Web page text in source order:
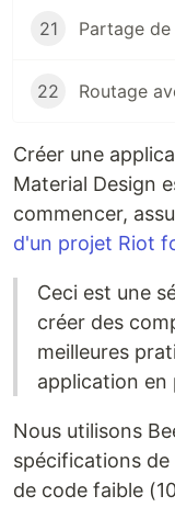
21
22 Routage
Créer une
Material Design
commencer,
d'un projet Riot
Ceci est une
créer des
meilleures
application en
Nous utilisons
spécifications de
de code faible